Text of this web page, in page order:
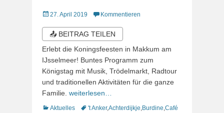
Veröffentlicht
27. April 2019 Kommentieren
📤 BEITRAG TEILEN
Erlebt die Koningsfeesten in Makkum am
IJsselmeer! Buntes Programm zum
Königstag mit Musik, Trödelmarkt, Radtour
und traditionellen Aktivitäten für die ganze
Familie. weiterlesen…
Kategorien
Aktuelles Schlagworte
't Anker,Achterdijkje Burdine Café